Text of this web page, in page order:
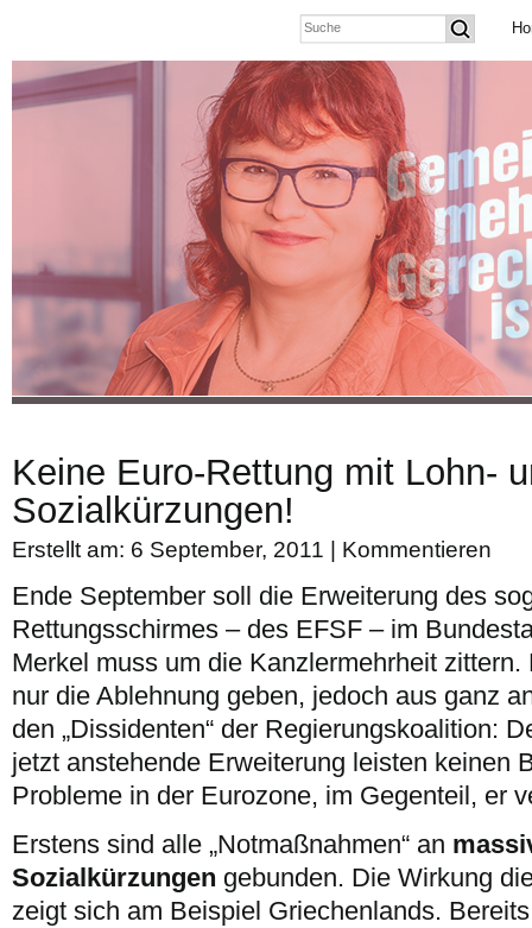
Keine Euro-Rettung mit Lohn-
Sozialkürzungen!
Erstellt am: 6 September, 2011 | Kommentieren
Ende September soll die Erweiterung des
Rettungsschirmes – des EFSF – im
Merkel muss um die Kanzlermehrheit
nur die Ablehnung geben, jedoch aus ganz
den „Dissidenten“ der Regierungskoalition:
jetzt anstehende Erweiterung leisten keinen
Probleme in der Eurozone, im Gegenteil, er
Erstens sind alle „Notmaßnahmen“ an
Sozialkürzungen gebunden. Die Wirkung
zeigt sich am Beispiel Griechenlands.